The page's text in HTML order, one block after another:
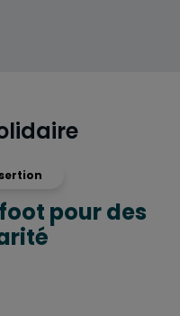
pour des